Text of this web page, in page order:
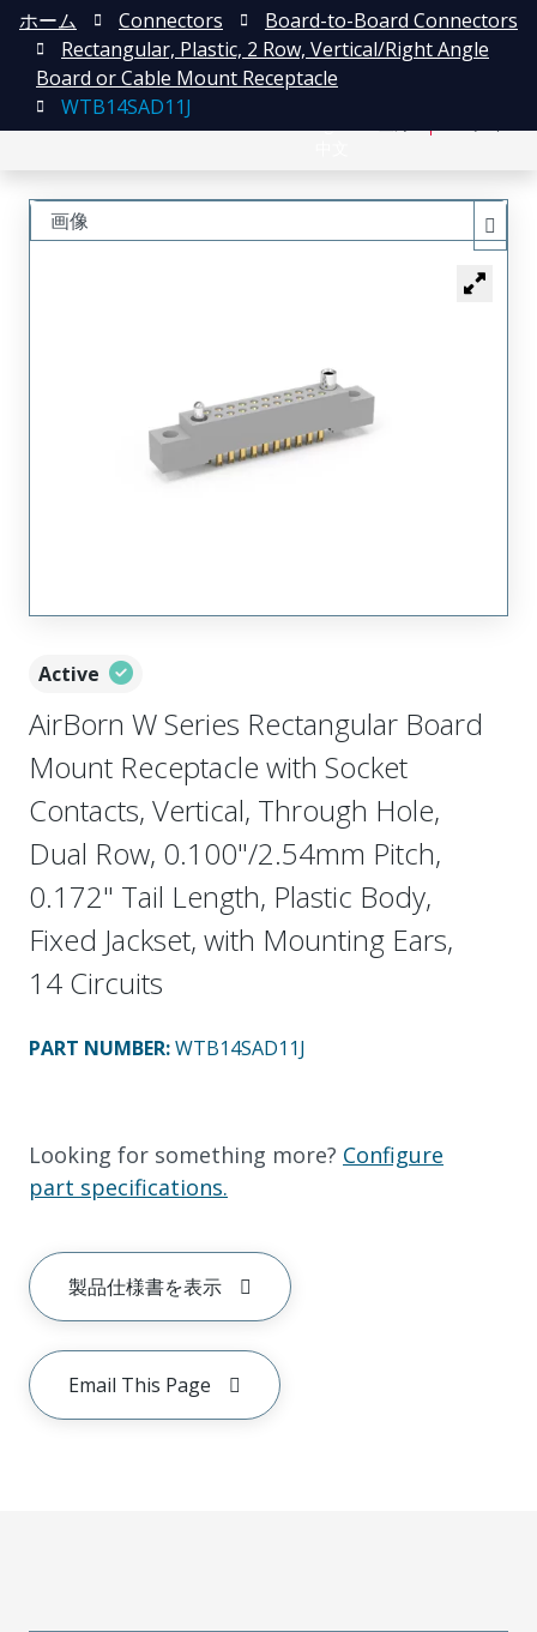
ホーム Connectors
Board-to-Board Connectors
Rectangular, Plastic, 2 Row, Vertical/Right Angle
Board or Cable Mount Receptacle
WTB14SAD11J
Active
AirBorn W Series Rectangular Board
Mount Receptacle with Socket
Contacts, Vertical, Through Hole,
Dual Row, 0.100"/2.54mm Pitch,
0.172" Tail Length, Plastic Body,
Fixed Jackset, with Mounting Ears,
14 Circuits
PART NUMBER:WTB14SAD11J
Looking for something more? Configure
part specifications.
製品仕様書を表示
Email This Page
画像